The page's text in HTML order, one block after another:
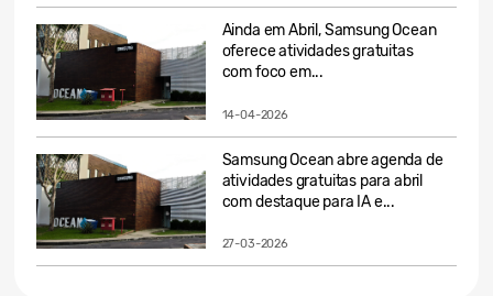
Ainda em Abril, Samsung Ocean
oferece atividades gratuitas
com foco em...
14-04-2026
Samsung Ocean abre agenda de
atividades gratuitas para abril
com destaque para IA e...
27-03-2026